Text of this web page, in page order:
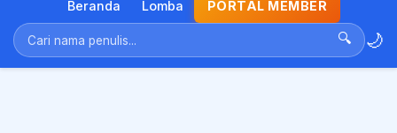
Beranda Lomba PORTAL MEMBER
🔍 🌙